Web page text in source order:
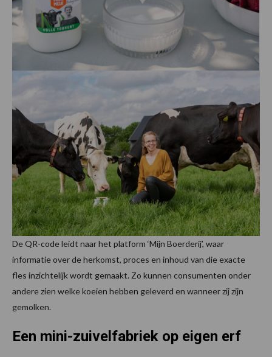
De QR-code leidt naar het platform ‘Mijn Boerderij’, waar
informatie over de herkomst, proces en inhoud van die exacte
fles inzichtelijk wordt gemaakt. Zo kunnen consumenten onder
andere zien welke koeien hebben geleverd en wanneer zij zijn
gemolken.
Een mini-zuivelfabriek op eigen erf